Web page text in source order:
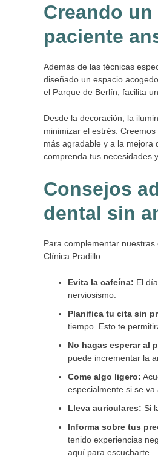
Creando
paciente
Además de las técnicas
diseñado un espacio
el Parque de Berlín, facilita
Desde la decoración, la
minimizar el estrés.
más agradable y a la mejora
comprenda tus necesidades
Consejos
dental sin
Para complementar
Clínica Pradillo:
Evita la cafeína: El
nerviosismo.
Planifica tu cita sin
tiempo. Esto te
No hagas esperar al
puede incrementar la
Come algo ligero:
especialmente si se va
Lleva auriculares: Si
Informa sobre tus
tenido experiencias
aquí para escucharte.